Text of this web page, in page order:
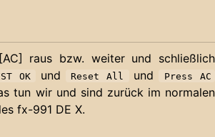
raus bzw. weiter und schließlich
OK und Reset All und Press AC
tun wir und sind zurück im normalen
fx-991 DE X.